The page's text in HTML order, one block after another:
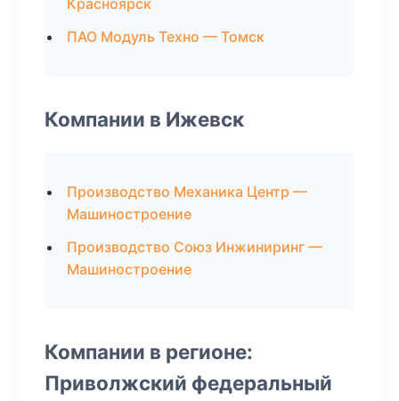
Красноярск
ПАО Модуль Техно — Томск
Компании в Ижевск
Производство Механика Центр —
Машиностроение
Производство Союз Инжиниринг —
Машиностроение
Компании в регионе:
Приволжский федеральный